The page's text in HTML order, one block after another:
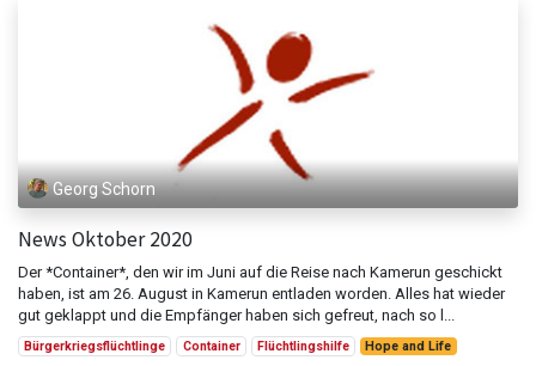
Georg Schorn
News Oktober 2020
Der *Container*, den wir im Juni auf die Reise nach Kamerun geschickt
haben, ist am 26. August in Kamerun entladen worden. Alles hat wieder
gut geklappt und die Empfänger haben sich gefreut, nach so l...
Bürgerkriegsflüchtlinge Container Flüchtlingshilfe Hope and Life